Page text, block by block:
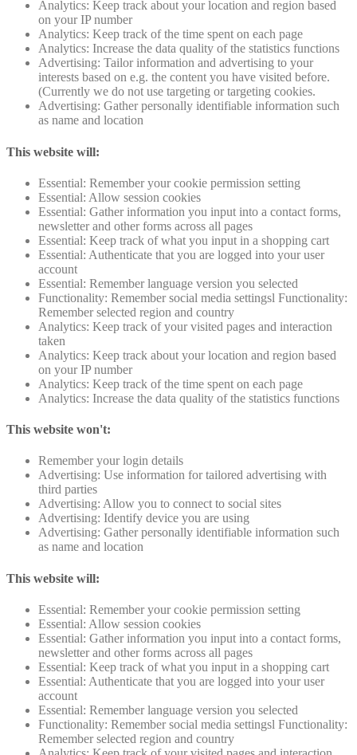
Analytics: Keep track about your location and region based
on your IP number
Analytics: Keep track of the time spent on each page
Analytics: Increase the data quality of the statistics functions
Advertising: Tailor information and advertising to your
interests based on e.g. the content you have visited before.
(Currently we do not use targeting or targeting cookies.
Advertising: Gather personally identifiable information such
as name and location
This website will:
Essential: Remember your cookie permission setting
Essential: Allow session cookies
Essential: Gather information you input into a contact forms,
newsletter and other forms across all pages
Essential: Keep track of what you input in a shopping cart
Essential: Authenticate that you are logged into your user
account
Essential: Remember language version you selected
Functionality: Remember social media settingsl Functionality:
Remember selected region and country
Analytics: Keep track of your visited pages and interaction
taken
Analytics: Keep track about your location and region based
on your IP number
Analytics: Keep track of the time spent on each page
Analytics: Increase the data quality of the statistics functions
This website won't:
Remember your login details
Advertising: Use information for tailored advertising with
third parties
Advertising: Allow you to connect to social sites
Advertising: Identify device you are using
Advertising: Gather personally identifiable information such
as name and location
This website will:
Essential: Remember your cookie permission setting
Essential: Allow session cookies
Essential: Gather information you input into a contact forms,
newsletter and other forms across all pages
Essential: Keep track of what you input in a shopping cart
Essential: Authenticate that you are logged into your user
account
Essential: Remember language version you selected
Functionality: Remember social media settingsl Functionality:
Remember selected region and country